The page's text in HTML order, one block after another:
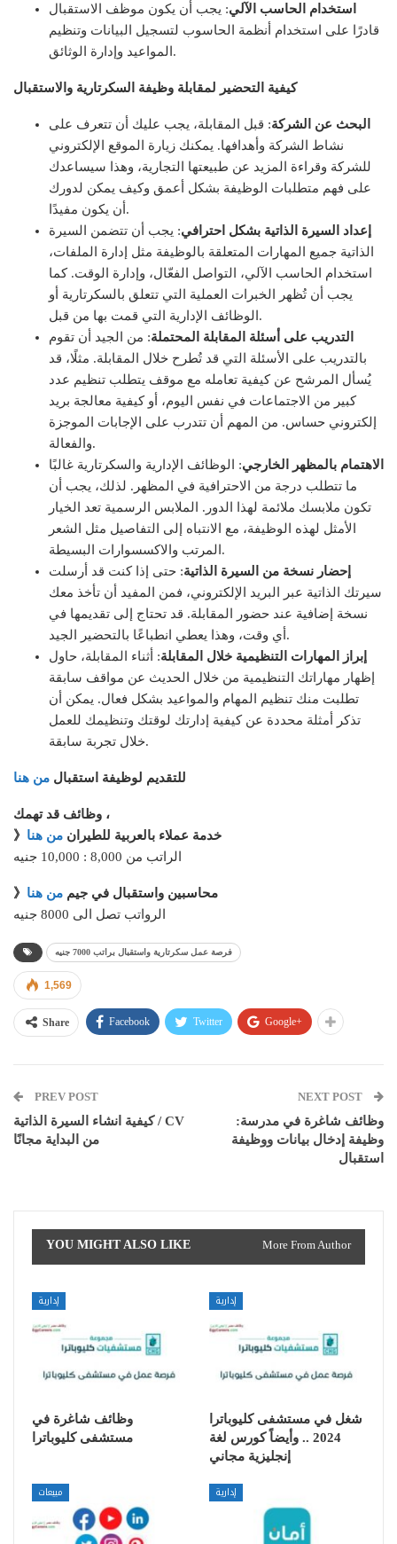
استخدام الحاسب الآلي: يجب أن يكون موظف الاستقبال
قادرًا على استخدام أنظمة الحاسوب لتسجيل البيانات وتنظيم
المواعيد وإدارة الوثائق.
كيفية التحضير لمقابلة وظيفة السكرتارية والاستقبال
البحث عن الشركة: قبل المقابلة، يجب عليك أن تتعرف على
نشاط الشركة وأهدافها. يمكنك زيارة الموقع الإلكتروني
للشركة وقراءة المزيد عن طبيعتها التجارية، وهذا سيساعدك
على فهم متطلبات الوظيفة بشكل أعمق وكيف يمكن لدورك
أن يكون مفيدًا.
إعداد السيرة الذاتية بشكل احترافي: يجب أن تتضمن السيرة
الذاتية جميع المهارات المتعلقة بالوظيفة مثل إدارة الملفات،
استخدام الحاسب الآلي، التواصل الفعّال، وإدارة الوقت. كما
يجب أن تُظهر الخبرات العملية التي تتعلق بالسكرتارية أو
الوظائف الإدارية التي قمت بها من قبل.
التدريب على أسئلة المقابلة المحتملة: من الجيد أن تقوم
بالتدريب على الأسئلة التي قد تُطرح خلال المقابلة. مثلًا، قد
يُسأل المرشح عن كيفية تعامله مع موقف يتطلب تنظيم عدد
كبير من الاجتماعات في نفس اليوم، أو كيفية معالجة بريد
إلكتروني حساس. من المهم أن تتدرب على الإجابات الموجزة
والفعالة.
الاهتمام بالمظهر الخارجي: الوظائف الإدارية والسكرتارية غالبًا
ما تتطلب درجة من الاحترافية في المظهر. لذلك، يجب أن
تكون ملابسك ملائمة لهذا الدور. الملابس الرسمية تعد الخيار
الأمثل لهذه الوظيفة، مع الانتباه إلى التفاصيل مثل الشعر
المرتب والاكسسوارات البسيطة.
إحضار نسخة من السيرة الذاتية: حتى إذا كنت قد أرسلت
سيرتك الذاتية عبر البريد الإلكتروني، فمن المفيد أن تأخذ معك
نسخة إضافية عند حضور المقابلة. قد تحتاج إلى تقديمها في
أي وقت، وهذا يعطي انطباعًا بالتحضير الجيد.
إبراز المهارات التنظيمية خلال المقابلة: أثناء المقابلة، حاول
إظهار مهاراتك التنظيمية من خلال الحديث عن مواقف سابقة
تطلبت منك تنظيم المهام والمواعيد بشكل فعال. يمكن أن
تذكر أمثلة محددة عن كيفية إدارتك لوقتك وتنظيمك للعمل
خلال تجربة سابقة.
للتقديم لوظيفة استقبال من هنا
وظائف قد تهمك ،
》خدمة عملاء بالعربية للطيران من هنا
الراتب من 8,000 : 10,000 جنيه
》محاسبين واستقبال في جيم من هنا
الرواتب تصل الى 8000 جنيه
فرصة عمل سكرتارية واستقبال براتب 7000 جنيه
1,569
Share Facebook Twitter Google+
PREV POST
كيفية انشاء السيرة الذاتية / CV
من البداية مجانًا
NEXT POST
وظائف شاغرة في مدرسة:
وظيفة إدخال بيانات ووظيفة
استقبال
YOU MIGHT ALSO LIKE More From Author
إدارية
وظائف شاغرة في
مستشفى كليوباترا
إدارية
شغل في مستشفى كليوباترا
2024 .. وأيضاً كورس لغة
إنجليزية مجاني
مبيعات إدارية